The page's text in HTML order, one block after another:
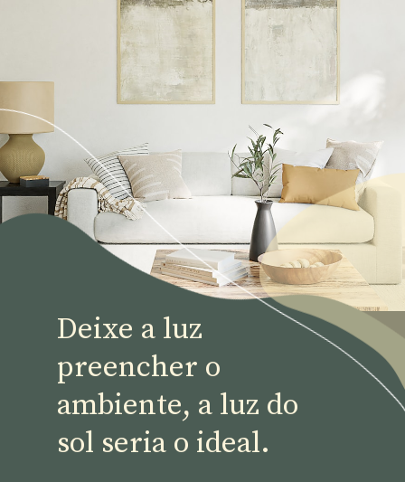
Deixe a luz
preencher o
ambiente, a luz do
sol seria o ideal.